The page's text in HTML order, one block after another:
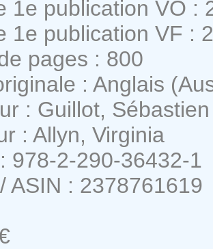
1e publication VO :
1e publication VF :
pages : 800
: Anglais
: Guillot, Sébastien
: Allyn, Virginia
978-2-290-36432-1
ASIN : 2378761619